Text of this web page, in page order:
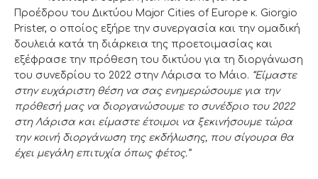
Προέδρου του Δικτύου Major Cities of Europe κ. Giorgio
Prister, ο οποίος εξήρε την συνεργασία και την ομαδική
δουλειά κατά τη διάρκεια της προετοιμασίας και
εξέφρασε την πρόθεση του δικτύου για τη διοργάνωση
του συνεδρίου το 2022 στην Λάρισα το Μάιο. “Είμαστε
στην ευχάριστη θέση να σας ενημερώσουμε για την
πρόθεσή μας να διοργανώσουμε το συνέδριο του 2022
στη Λάρισα και είμαστε έτοιμοι να ξεκινήσουμε τώρα
την κοινή διοργάνωση της εκδήλωσης, που σίγουρα θα
έχει μεγάλη επιτυχία όπως φέτος.”